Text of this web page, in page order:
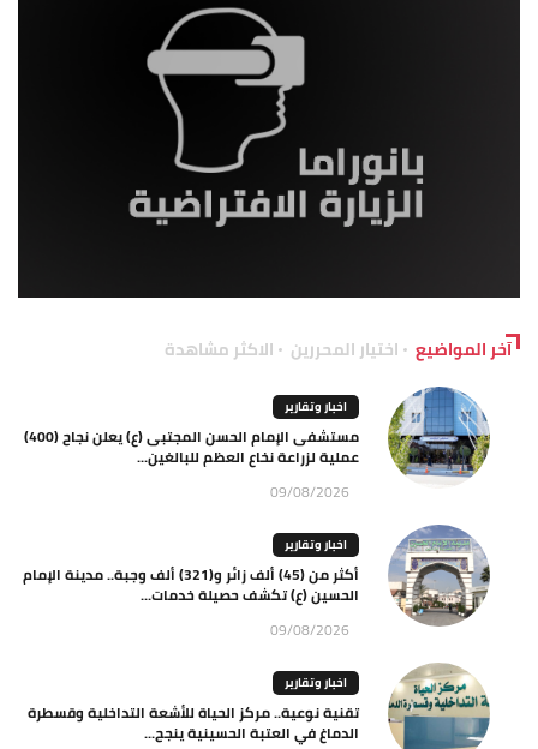
آخر المواضيع اختيار المحررين الاكثر مشاهدة
اخبار وتقارير
مستشفى الإمام الحسن المجتبى (ع) يعلن نجاح (400)
عملية لزراعة نخاع العظم للبالغين...
09/08/2026
اخبار وتقارير
أكثر من (45) ألف زائر و(321) ألف وجبة.. مدينة الإمام
الحسين (ع) تكشف حصيلة خدمات...
09/08/2026
اخبار وتقارير
تقنية نوعية.. مركز الحياة للأشعة التداخلية وقسطرة
الدماغ في العتبة الحسينية ينجح...